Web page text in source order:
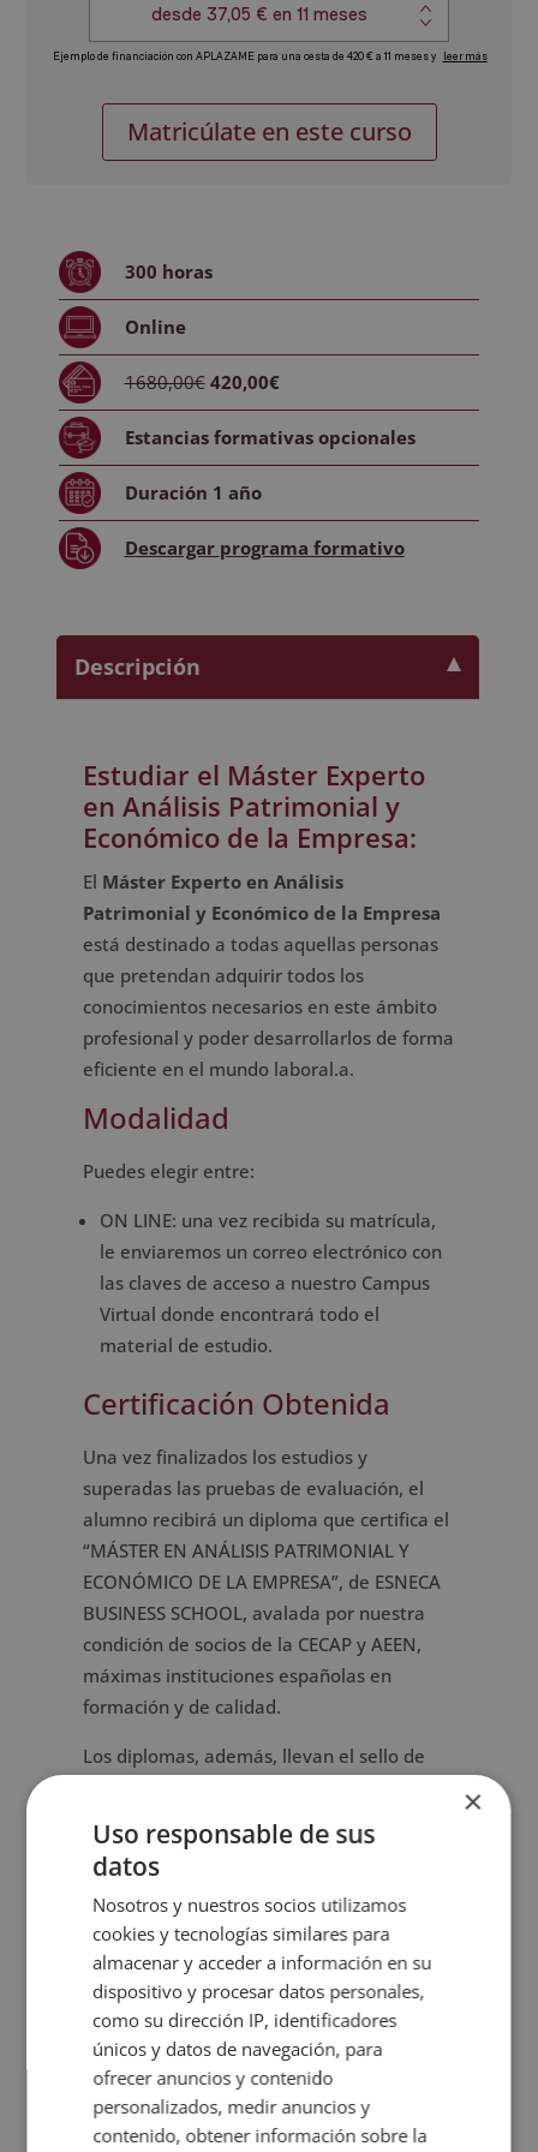
Experto
Económico
cantidad
Matricúlate en este curso
300 horas
Online
1680,00€ 420,00€
Estancias formativasopcionales
Duración 1 año
Descargar programa formativo
Descripción
Estudiar el Máster Experto
en Análisis Patrimonial y
Económico de la Empresa:
El Máster Experto en Análisis
Patrimonial y Económico de la Empresa
está destinado a todas aquellas personas
que pretendan adquirir todos los
conocimientos necesarios en este ámbito
profesional y poder desarrollarlos de forma
eficiente en el mundo laboral.a.
Modalidad
Puedes elegir entre:
ON LINE: una vez recibida su matrícula,
le enviaremos un correo electrónico con
las claves de acceso a nuestro Campus
Virtual donde encontrará todo el
material de estudio.
Certificación Obtenida
Una vez finalizados los estudios y
superadas las pruebas de evaluación, el
alumno recibirá un diploma que certifica el
“MÁSTER EN ANÁLISIS PATRIMONIAL Y
ECONÓMICO DE LA EMPRESA”, de ESNECA
BUSINESS SCHOOL, avalada por nuestra
condición de socios de la CECAP y AEEN,
máximas instituciones españolas en
formación y de calidad.
Los diplomas, además, llevan el sello de
contenidos y autenticidad del título a nivel
nacional e internacional.
Ficha formativa
Puede descargar aquí la ficha formativa
Máster en Análisis Patrimonial y Económico
de la Empresa.
Temario
×
Uso responsable de sus
datos
Nosotros y nuestros socios utilizamos
cookies y tecnologías similares para
almacenar y acceder a información en su
dispositivo y procesar datos personales,
como su dirección IP, identificadores
únicos y datos de navegación, para
ofrecer anuncios y contenido
personalizados, medir anuncios y
contenido, obtener información sobre la